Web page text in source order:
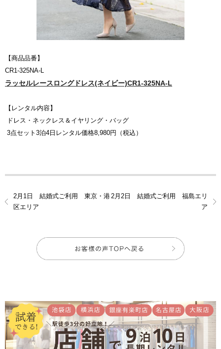
【商品品番】
CR1-325NA-L
ラッセルレースロングドレス(ネイビー)CR1-325NA-L
【レンタル内容】
ドレス・ネックレス＆イヤリング・バッグ
3点セット3泊4日レンタル価格8,980円（税込）
2月1日 結婚式ご利用 東京・港
区エリア
2月2日 結婚式ご利用 福島エリ
ア